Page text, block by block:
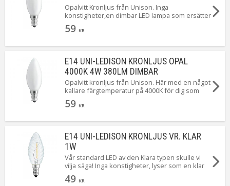
Opalvitt Kronljus från Unison. Inga
konstigheter,en dimbar LED lampa som ersätter
de gamla hederliga matta Glödlamporna.
59 KR
E14 UNI-LEDISON KRONLJUS OPAL
4000K 4W 380LM DIMBAR
Opalvitt kronljus från Unison. Här med en något
kallare färgtemperatur på 4000K för dig som
önskar ett bra arbetsljus är denna lampan
perfekt.
59 KR
E14 UNI-LEDISON KRONLJUS VR. KLAR
1W
Vår standard LED av den Klara typen skulle vi
vilja säga! Inga konstigheter, lyser som en klar
"gammal hederlig" lampa.
49 KR